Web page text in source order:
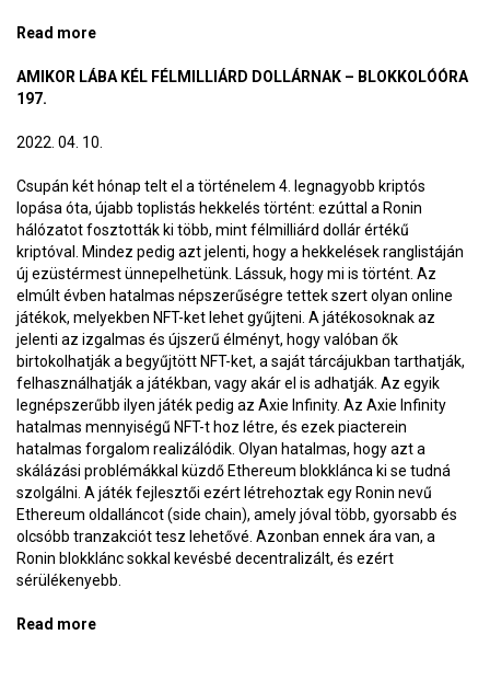
Read more
AMIKOR LÁBA KÉL FÉLMILLIÁRD DOLLÁRNAK – BLOKKOLÓÓRA
197.
2022. 04. 10.
Csupán két hónap telt el a történelem 4. legnagyobb kriptós
lopása óta, újabb toplistás hekkelés történt: ezúttal a Ronin
hálózatot fosztották ki több, mint félmilliárd dollár értékű
kriptóval. Mindez pedig azt jelenti, hogy a hekkelések ranglistáján
új ezüstérmest ünnepelhetünk. Lássuk, hogy mi is történt. Az
elmúlt évben hatalmas népszerűségre tettek szert olyan online
játékok, melyekben NFT-ket lehet gyűjteni. A játékosoknak az
jelenti az izgalmas és újszerű élményt, hogy valóban ők
birtokolhatják a begyűjtött NFT-ket, a saját tárcájukban tarthatják,
felhasználhatják a játékban, vagy akár el is adhatják. Az egyik
legnépszerűbb ilyen játék pedig az Axie Infinity. Az Axie Infinity
hatalmas mennyiségű NFT-t hoz létre, és ezek piacterein
hatalmas forgalom realizálódik. Olyan hatalmas, hogy azt a
skálázási problémákkal küzdő Ethereum blokklánca ki se tudná
szolgálni. A játék fejlesztői ezért létrehoztak egy Ronin nevű
Ethereum oldalláncot (side chain), amely jóval több, gyorsabb és
olcsóbb tranzakciót tesz lehetővé. Azonban ennek ára van, a
Ronin blokklánc sokkal kevésbé decentralizált, és ezért
sérülékenyebb.
Read more